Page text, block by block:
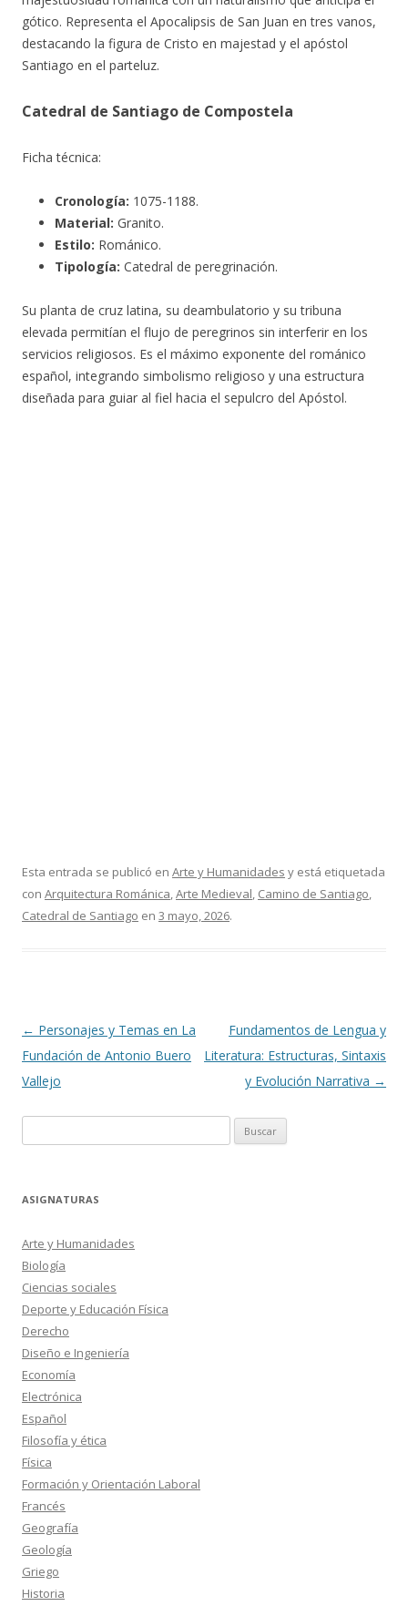
gótico. Representa el Apocalipsis de San Juan en tres vanos,
destacando la figura de Cristo en majestad y el apóstol
Santiago en el parteluz.
Catedral de Santiago de Compostela
Ficha técnica:
Cronología: 1075-1188.
Material: Granito.
Estilo: Románico.
Tipología: Catedral de peregrinación.
Su planta de cruz latina, su deambulatorio y su tribuna
elevada permitían el flujo de peregrinos sin interferir en los
servicios religiosos. Es el máximo exponente del románico
español, integrando simbolismo religioso y una estructura
diseñada para guiar al fiel hacia el sepulcro del Apóstol.
Esta entrada se publicó en Arte y Humanidades y está etiquetada
con Arquitectura Románica,Arte Medieval, Camino de Santiago,
Catedral de Santiago en 3 mayo, 2026.
Navegación
de
entradas
← Personajes y Temas en La
Fundación de Antonio Buero
Vallejo
Fundamentos de Lengua y
Literatura: Estructuras, Sintaxis
y Evolución Narrativa →
ASIGNATURAS
Arte y Humanidades
Biología
Ciencias sociales
Deporte y Educación Física
Derecho
Diseño e Ingeniería
Economía
Electrónica
Español
Filosofía y ética
Física
Formación y Orientación Laboral
Francés
Geografía
Geología
Griego
Historia